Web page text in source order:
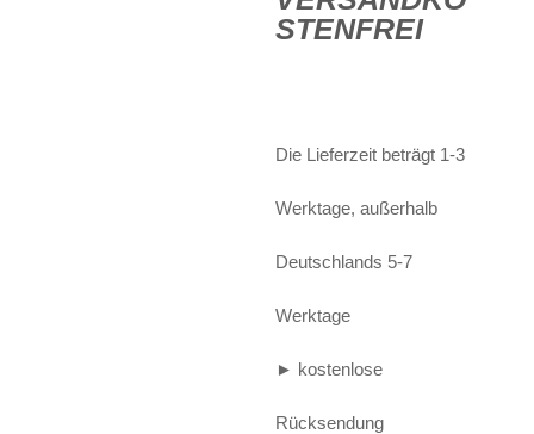
STENFREI
Die Lieferzeit beträgt 1-3
Werktage, außerhalb
Deutschlands 5-7
Werktage
► kostenlose
Rücksendung